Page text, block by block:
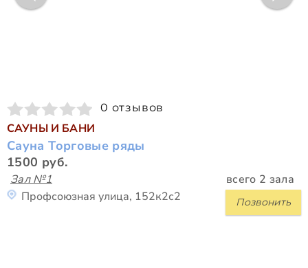
0 отзывов
САУНЫ И БАНИ
Сауна Торговые ряды
1500 руб.
Зал №1 всего 2 зала
Позвонить
Профсоюзная улица, 152к2с2